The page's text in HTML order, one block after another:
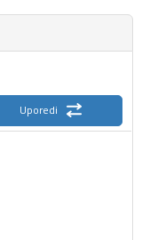
Uporedi